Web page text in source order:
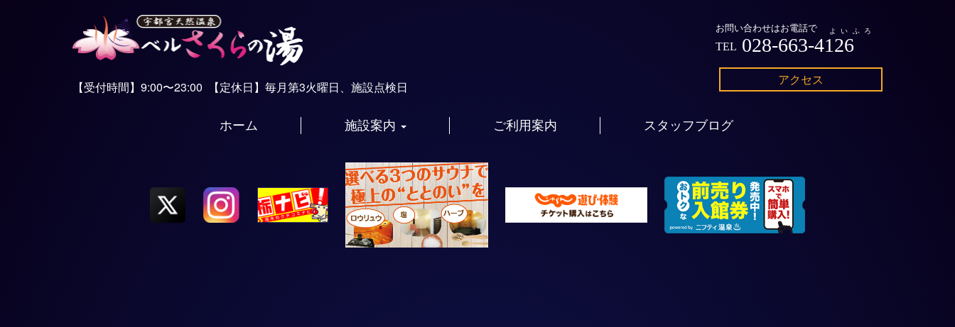
【受付時間】9:00〜23:00 【定休日】毎月第3火曜日、施設点検日 アクセス
お問い合わせはお電話で よいふろ
TEL 028-663-4126
ホーム 施設案内 ご利用案内 スタッフブログ